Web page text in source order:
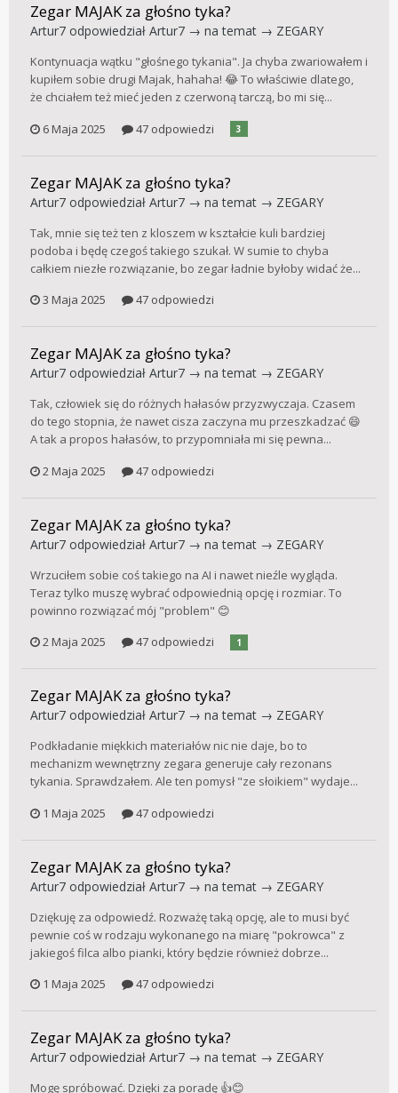
Zegar MAJAK za głośno tyka?
Artur7 odpowiedział Artur7 → na temat → ZEGARY
Kontynuacja wątku "głośnego tykania". Ja chyba zwariowałem i
kupiłem sobie drugi Majak, hahaha! 😂 To właściwie dlatego,
że chciałem też mieć jeden z czerwoną tarczą, bo mi się...
6 Maja 2025
47 odpowiedzi 3
Zegar MAJAK za głośno tyka?
Artur7 odpowiedział Artur7 → na temat → ZEGARY
Tak, mnie się też ten z kloszem w kształcie kuli bardziej
podoba i będę czegoś takiego szukał. W sumie to chyba
całkiem niezłe rozwiązanie, bo zegar ładnie byłoby widać że...
3 Maja 2025
47 odpowiedzi
Zegar MAJAK za głośno tyka?
Artur7 odpowiedział Artur7 → na temat → ZEGARY
Tak, człowiek się do różnych hałasów przyzwyczaja. Czasem
do tego stopnia, że nawet cisza zaczyna mu przeszkadzać 😄
A tak a propos hałasów, to przypomniała mi się pewna...
2 Maja 2025
47 odpowiedzi
Zegar MAJAK za głośno tyka?
Artur7 odpowiedział Artur7 → na temat → ZEGARY
Wrzuciłem sobie coś takiego na AI i nawet nieźle wygląda.
Teraz tylko muszę wybrać odpowiednią opcję i rozmiar. To
powinno rozwiązać mój "problem" 😊
2 Maja 2025
47 odpowiedzi 1
Zegar MAJAK za głośno tyka?
Artur7 odpowiedział Artur7 → na temat → ZEGARY
Podkładanie miękkich materiałów nic nie daje, bo to
mechanizm wewnętrzny zegara generuje cały rezonans
tykania. Sprawdzałem. Ale ten pomysł "ze słoikiem" wydaje...
1 Maja 2025
47 odpowiedzi
Zegar MAJAK za głośno tyka?
Artur7 odpowiedział Artur7 → na temat → ZEGARY
Dziękuję za odpowiedź. Rozważę taką opcję, ale to musi być
pewnie coś w rodzaju wykonanego na miarę "pokrowca" z
jakiegoś filca albo pianki, który będzie również dobrze...
1 Maja 2025
47 odpowiedzi
Zegar MAJAK za głośno tyka?
Artur7 odpowiedział Artur7 → na temat → ZEGARY
Mogę spróbować. Dzięki za poradę 👍😊